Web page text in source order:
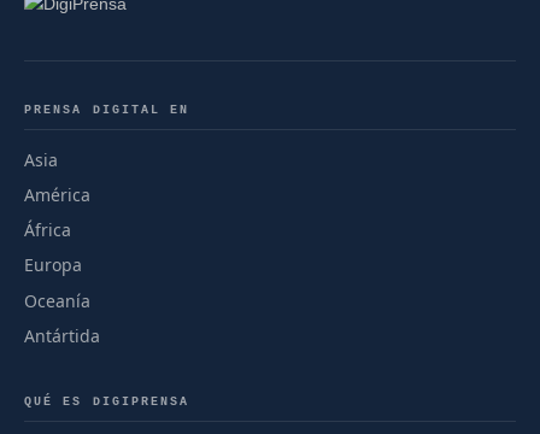
PRENSA DIGITAL EN
Asia
América
África
Europa
Oceanía
Antártida
QUÉ ES DIGIPRENSA